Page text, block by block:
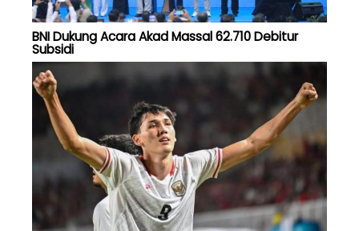
BNI Dukung Acara Akad Massal 62.710 Debitur
Subsidi